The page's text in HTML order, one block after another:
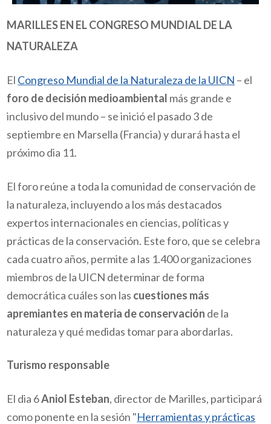
MARILLES EN EL CONGRESO MUNDIAL DE LA
NATURALEZA
El Congreso Mundial de la Naturaleza de la UICN – el
foro de decisión medioambiental más grande e
inclusivo del mundo – se inició el pasado 3 de
septiembre en Marsella (Francia) y durará hasta el
próximo dia 11.
El foro reúne a toda la comunidad de conservación de
la naturaleza, incluyendo a los más destacados
expertos internacionales en ciencias, políticas y
prácticas de la conservación. Este foro, que se celebra
cada cuatro años, permite a las 1.400 organizaciones
miembros de la UICN determinar de forma
democrática cuáles son las cuestiones más
apremiantes en materia de conservación de la
naturaleza y qué medidas tomar para abordarlas.
Turismo responsable
El dia 6Aniol Esteban, director de Marilles, participará
como ponente en la sesión "Herramientas y prácticas